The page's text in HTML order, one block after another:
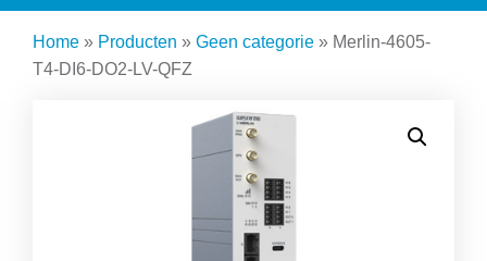
Home » Producten » Geen categorie » Merlin-4605-
T4-DI6-DO2-LV-QFZ